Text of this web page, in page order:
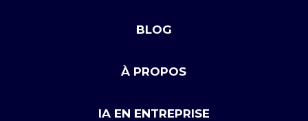
BLOG
À PROPOS
IA EN ENTREPRISE